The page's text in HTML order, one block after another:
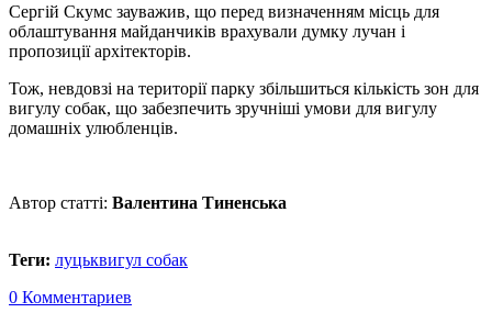
Сергій Скумс зауважив, що перед визначенням місць для
облаштування майданчиків врахували думку лучан і
пропозиції архітекторів.
Тож, невдовзі на території парку збільшиться кількість зон для
вигулу собак, що забезпечить зручніші умови для вигулу
домашніх улюбленців.
Автор статті: Валентина Тиненська
Теги: луцьквигул собак
0 Комментариев